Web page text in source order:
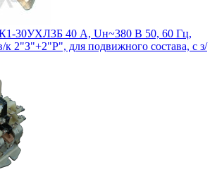
30УХЛ3Б 40 А, Uн~380 В 50, 60 Гц,
к 2"З"+2"Р", для подвижного состава, с з/